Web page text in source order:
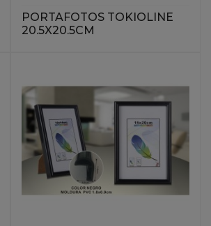
PORTAFOTOS TOKIOLINE
20.5X20.5CM